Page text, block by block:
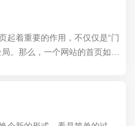
起着重要的作用，不仅仅是“门
。那么，一个网站的首页如何
的一篇文章...